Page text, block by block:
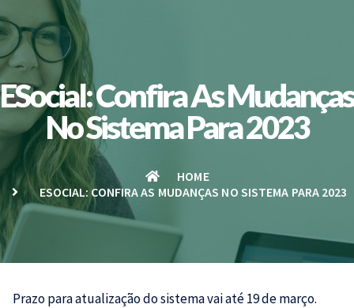
ESocial: Confira As Mudanças
No Sistema Para 2023
HOME
ESOCIAL: CONFIRA AS MUDANÇAS NO SISTEMA PARA 2023
Prazo para atualização do sistema vai até 19 de março.